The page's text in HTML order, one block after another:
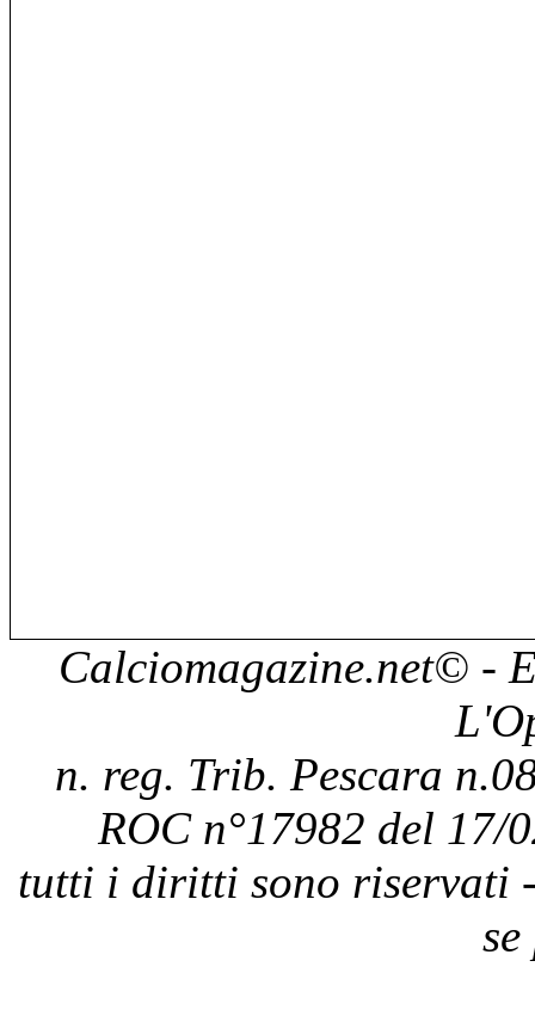
Calciomagazine.net© -
n. reg. Trib. Pescara
ROC n°17982 del 17/
tutti i diritti sono riservati